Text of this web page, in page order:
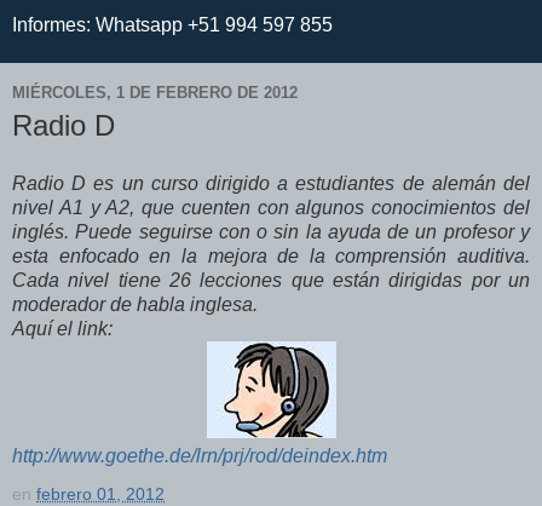
Informes: Whatsapp +51 994 597 855
MIÉRCOLES, 1 DE FEBRERO DE 2012
Radio D
Radio D es un curso dirigido a estudiantes de alemán del
nivel A1 y A2, que cuenten con algunos conocimientos del
inglés. Puede seguirse con o sin la ayuda de un profesor y
esta enfocado en la mejora de la comprensión auditiva.
Cada nivel tiene 26 lecciones que están dirigidas por un
moderador de habla inglesa.
Aquí el link:
http://www.goethe.de/lrn/prj/rod/deindex.htm
en febrero 01, 2012